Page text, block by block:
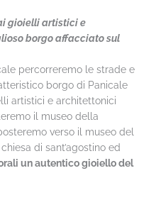
gioielli artistici e
borgo affacciato sul
percorreremo le strade e
borgo di Panicale
artistici e architettonici
il museo della
verso il museo del
di sant’agostino ed
un autentico gioiello del